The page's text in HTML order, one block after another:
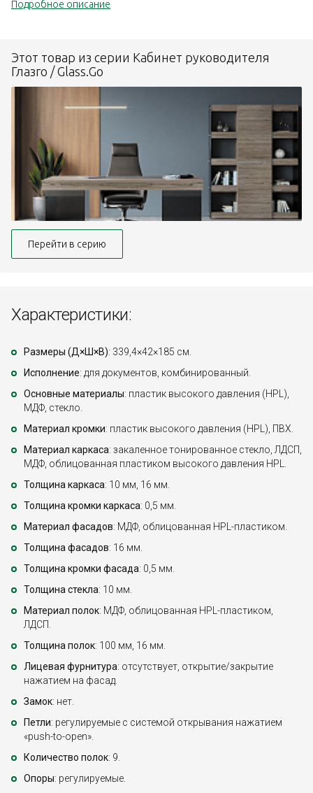
Подробное описание
Этот товар из серии Кабинет руководителя
Глазго / Glass.Go
Перейти в серию
Характеристики:
Размеры (Д×Ш×В): 339,4×42×185 см.
Исполнение: для документов, комбинированный.
Основные материалы: пластик высокого давления (HPL),
МДФ, стекло.
Материал кромки: пластик высокого давления (HPL), ПВХ.
Материал каркаса: закаленное тонированное стекло, ЛДСП,
МДФ, облицованная пластиком высокого давления HPL.
Толщина каркаса: 10 мм, 16 мм.
Толщина кромки каркаса: 0,5 мм.
Материал фасадов: МДФ, облицованная HPL-пластиком.
Толщина фасадов: 16 мм.
Толщина кромки фасада: 0,5 мм.
Толщина стекла: 10 мм.
Материал полок: МДФ, облицованная HPL-пластиком,
ЛДСП.
Толщина полок: 100 мм, 16 мм.
Лицевая фурнитура: отсутствует, открытие/закрытие
нажатием на фасад.
Замок: нет.
Петли: регулируемые с системой открывания нажатием
«push-to-open».
Количество полок: 9.
Опоры: регулируемые.